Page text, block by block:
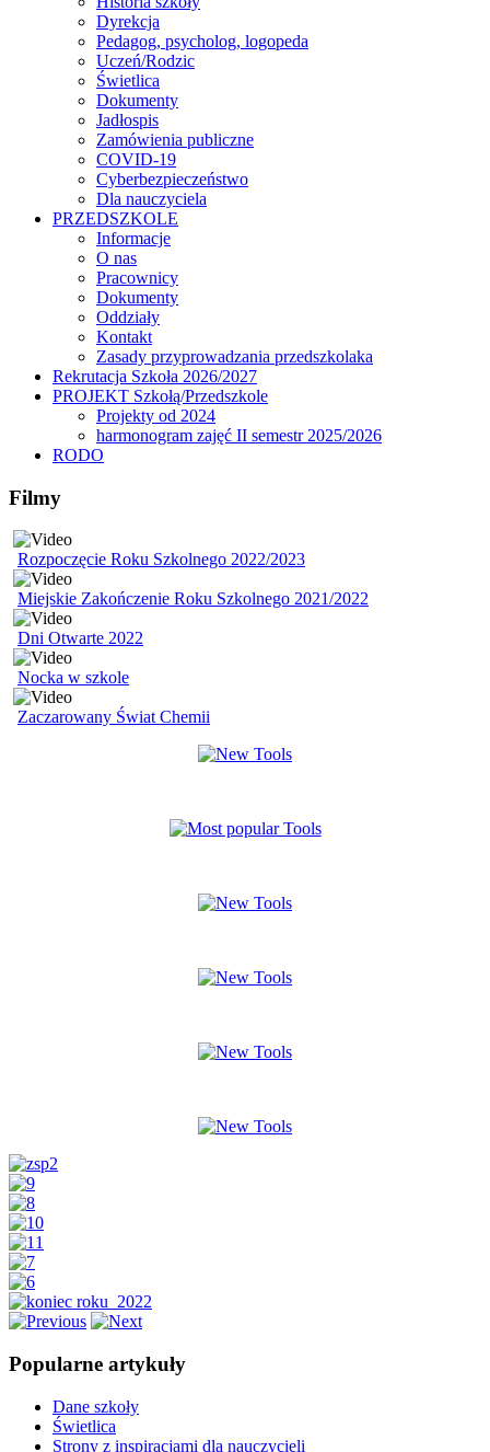
Dyrekcja
Pedagog, psycholog, logopeda
Uczeń/Rodzic
Świetlica
Dokumenty
Jadłospis
Zamówienia publiczne
COVID-19
Cyberbezpieczeństwo
Dla nauczyciela
PRZEDSZKOLE
Informacje
O nas
Pracownicy
Dokumenty
Oddziały
Kontakt
Zasady przyprowadzania przedszkolaka
Rekrutacja Szkoła 2026/2027
PROJEKT Szkołą/Przedszkole
Projekty od 2024
harmonogram zajęć II semestr 2025/2026
RODO
Filmy
Rozpoczęcie Roku Szkolnego 2022/2023
Miejskie Zakończenie Roku Szkolnego 2021/2022
Dni Otwarte 2022
Nocka w szkole
Zaczarowany Świat Chemii
Popularne artykuły
Dane szkoły
Świetlica
Strony z inspiracjami dla nauczycieli